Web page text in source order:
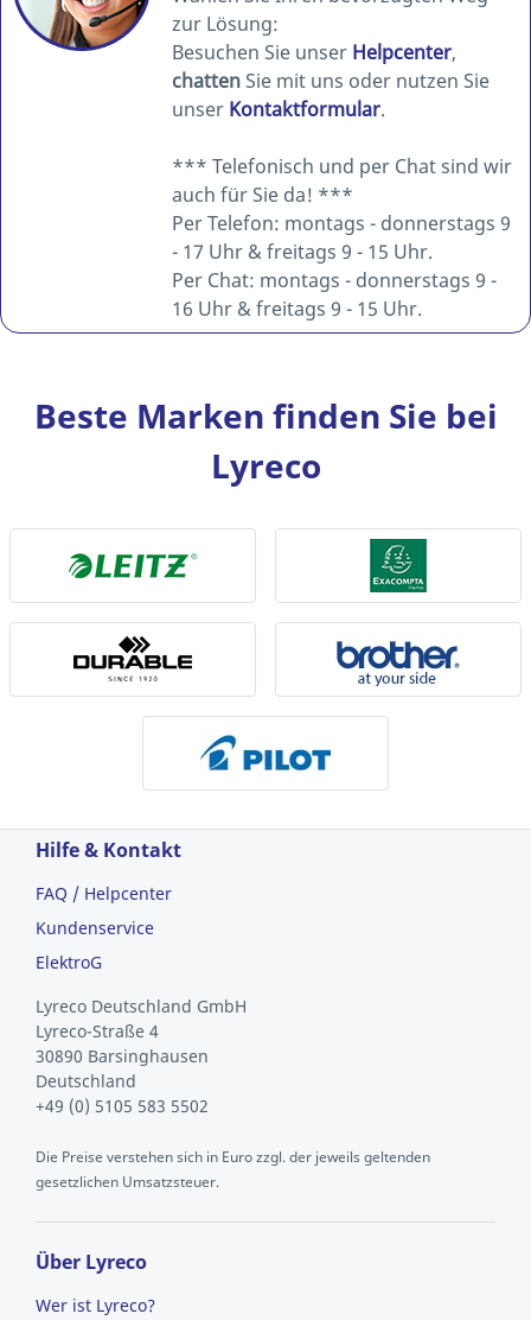
zur Lösung:
Besuchen Sie unser Helpcenter,
chattenSie mit uns oder nutzen Sie
unser Kontaktformular.
*** Telefonisch und per Chat sind wir
auch für Sie da! ***
Per Telefon: montags - donnerstags 9
- 17 Uhr & freitags 9 - 15 Uhr.
Per Chat: montags - donnerstags 9 -
16 Uhr & freitags 9 - 15 Uhr.
Beste Marken finden Sie bei
Lyreco
Hilfe & Kontakt
FAQ / Helpcenter
Kundenservice
ElektroG
Lyreco Deutschland GmbH
Lyreco-Straße 4
30890 Barsinghausen
Deutschland
+49 (0) 5105 583 5502
Die Preise verstehen sich in Euro zzgl. der jeweils geltenden
gesetzlichen Umsatzsteuer.
Über Lyreco
Wer ist Lyreco?